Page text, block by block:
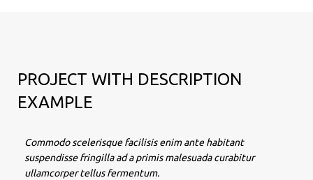
PROJECT WITH DESCRIPTION
EXAMPLE
Commodo scelerisque facilisis enim ante habitant
suspendisse fringilla ad a primis malesuada curabitur
ullamcorper tellus fermentum.